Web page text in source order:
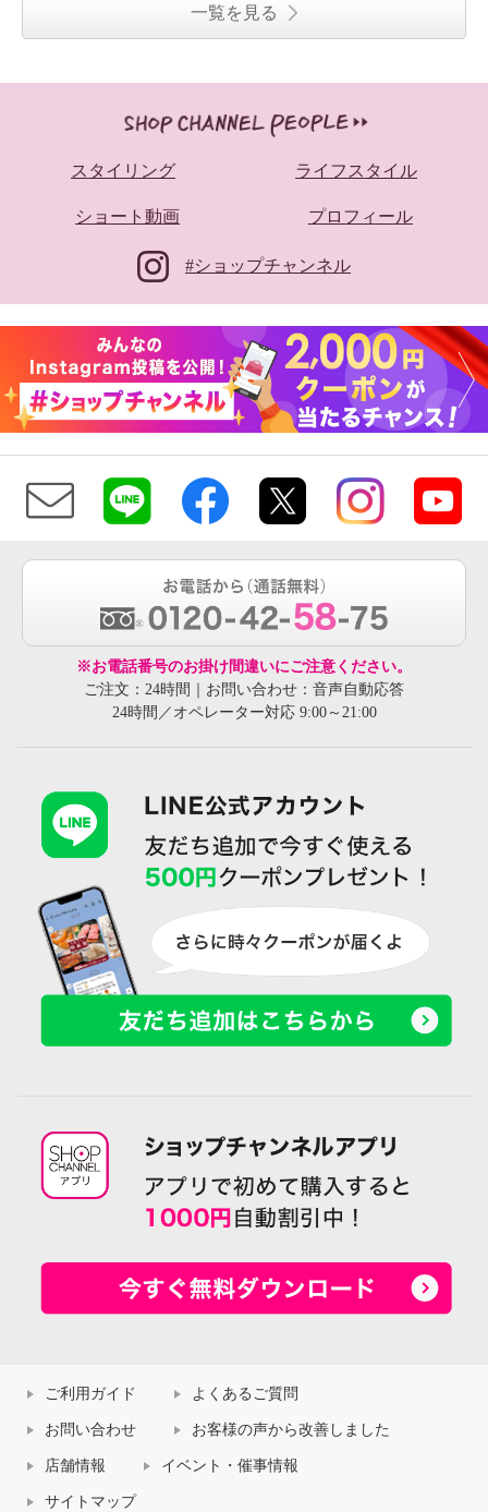
一覧を見る
スタイリング ライフスタイル
ショート動画 プロフィール
#ショップチャンネル
※お電話番号のお掛け間違いにご注意ください。
ご注文：24時間｜お問い合わせ：音声自動応答
24時間／オペレーター対応 9:00～21:00
ご利用ガイド よくあるご質問
お問い合わせ お客様の声から改善しました
店舗情報 イベント・催事情報
サイトマップ